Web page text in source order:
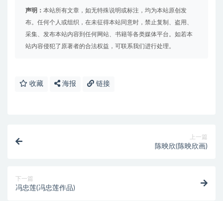
声明： 本站所有文章，如无特殊说明或标注，均为本站原创发
布。任何个人或组织，在未征得本站同意时，禁止复制、盗用、
采集、发布本站内容到任何网站、书籍等各类媒体平台。如若本
站内容侵犯了原著者的合法权益，可联系我们进行处理。
收藏 海报 链接
上一篇
陈映欣(陈映欣画)
下一篇
冯忠莲(冯忠莲作品)